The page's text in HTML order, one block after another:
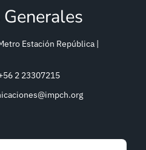
Estación República |
2 23307215